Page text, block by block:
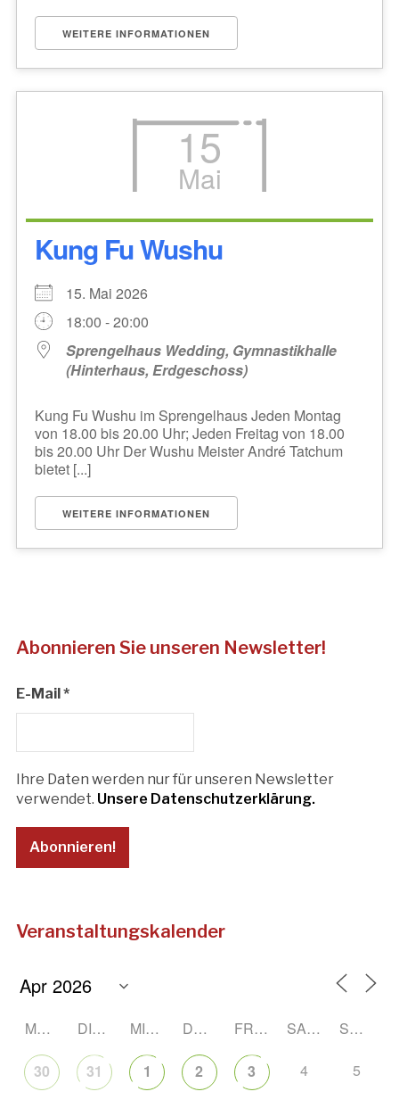
WEITERE INFORMATIONEN
15
Mai
Kung Fu Wushu
15. Mai 2026
18:00 - 20:00
Sprengelhaus Wedding, Gymnastikhalle
(Hinterhaus, Erdgeschoss)
Kung Fu Wushu im Sprengelhaus Jeden Montag
von 18.00 bis 20.00 Uhr; Jeden Freitag von 18.00
bis 20.00 Uhr Der Wushu Meister André Tatchum
bietet [...]
WEITERE INFORMATIONEN
Abonnieren Sie unseren Newsletter!
E-Mail*
Ihre Daten werden nur für unseren Newsletter
verwendet. Unsere Datenschutzerklärung.
Veranstaltungskalender
MONTAG DIENSTAG MITTWOCH DONNERSTAG FREITAG SAMSTAG SONNTAG
30 31 1 2 3 4 5